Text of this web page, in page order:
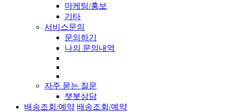
마케팅/홍보
기타
서비스문의
문의하기
나의 문의내역
자주 묻는 질문
챗봇상담
배송조회/예약 배송조회/예약